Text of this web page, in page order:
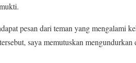
pesan dari teman yang mengalami
saya memutuskan